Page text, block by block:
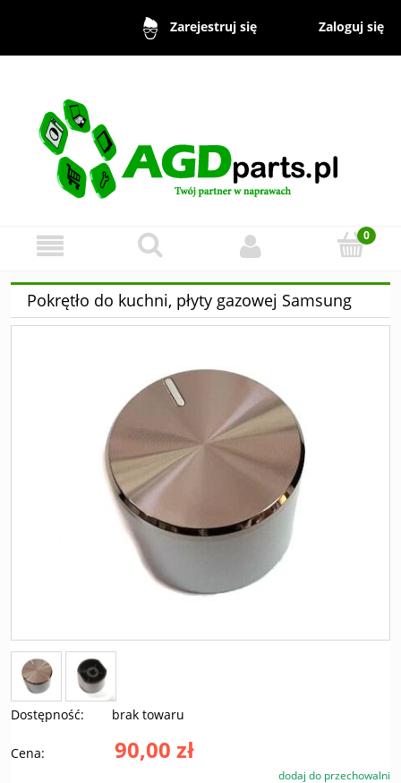
Zarejestruj się Zaloguj się
Pokrętło do kuchni, płyty gazowej Samsung
Dostępność: brak towaru
Cena: 90,00 zł
dodaj do przechowalni